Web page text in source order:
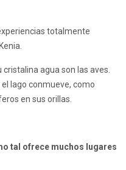
totalmente
agua son las aves.
lago conmueve, como
en sus orillas.
tal ofrece muchos lugares